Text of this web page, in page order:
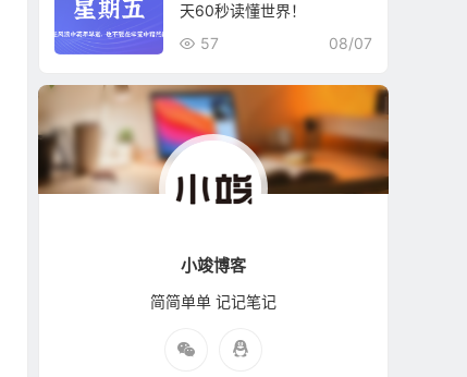
天60秒读懂世界！
08/07
57
小竣博客
简简单单 记记笔记